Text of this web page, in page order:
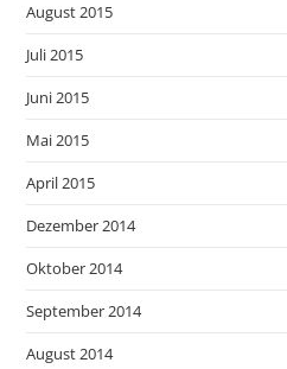
August 2015
Juli 2015
Juni 2015
Mai 2015
April 2015
Dezember 2014
Oktober 2014
September 2014
August 2014